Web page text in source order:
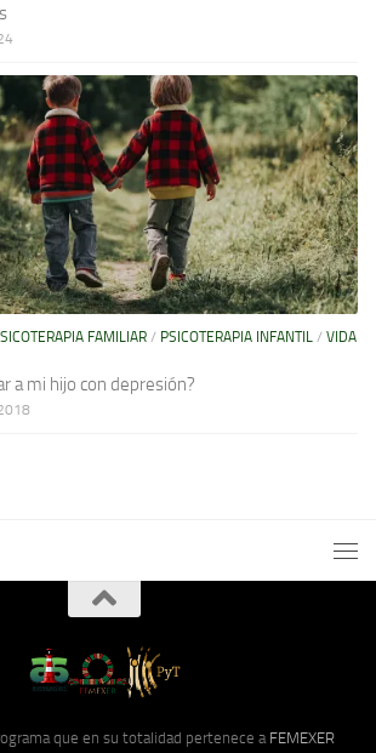
FAMILIAR / PSICOTERAPIA INFANTIL / VIDA
a mi hijo con depresión?
que en su totalidad pertenece a FEMEXER